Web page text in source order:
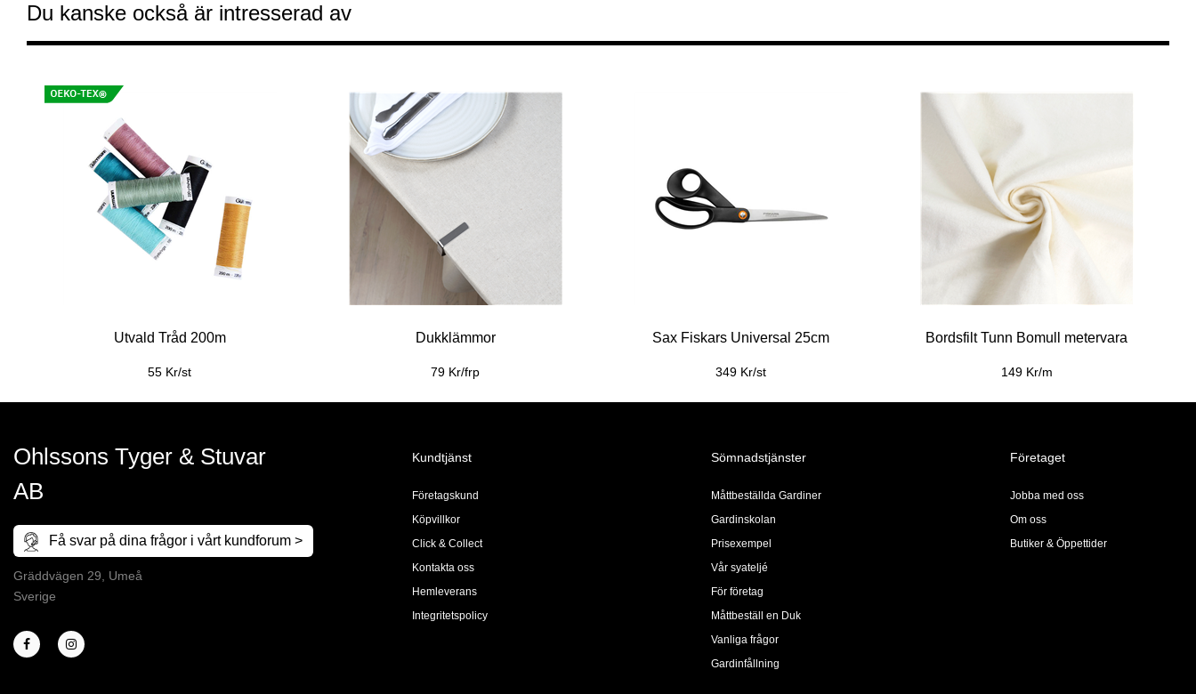
Du kanske också är intresserad av
Utvald Tråd 200m
55 Kr/st
Dukklämmor
79 Kr/frp
Sax Fiskars Universal 25cm
349 Kr/st
Bordsfilt Tunn Bomull metervara
149 Kr/m
Ohlssons Tyger & Stuvar
AB
Få svar på dina frågor i vårt kundforum >
Gräddvägen 29, Umeå
Sverige
Kundtjänst
Företagskund
Köpvillkor
Click & Collect
Kontakta oss
Hemleverans
Integritetspolicy
Sömnadstjänster
Måttbeställda Gardiner
Gardinskolan
Prisexempel
Vår syateljé
För företag
Måttbeställ en Duk
Vanliga frågor
Gardinfållning
Företaget
Jobba med oss
Om oss
Butiker & Öppettider